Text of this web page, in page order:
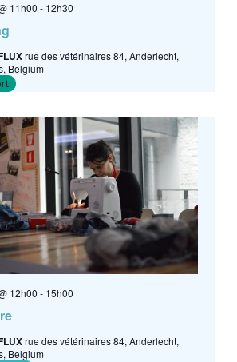
11h00 - 12h30
rue des vétérinaires 84, Anderlecht,
Belgium
12h00 - 15h00
rue des vétérinaires 84, Anderlecht,
Belgium